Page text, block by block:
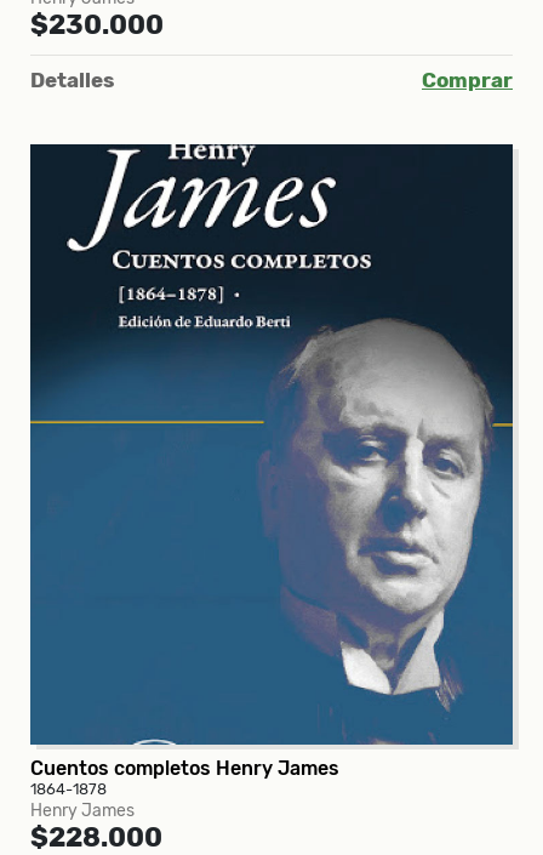
$230.000
Detalles Comprar
Cuentos completos Henry James
1864-1878
Henry James
$228.000